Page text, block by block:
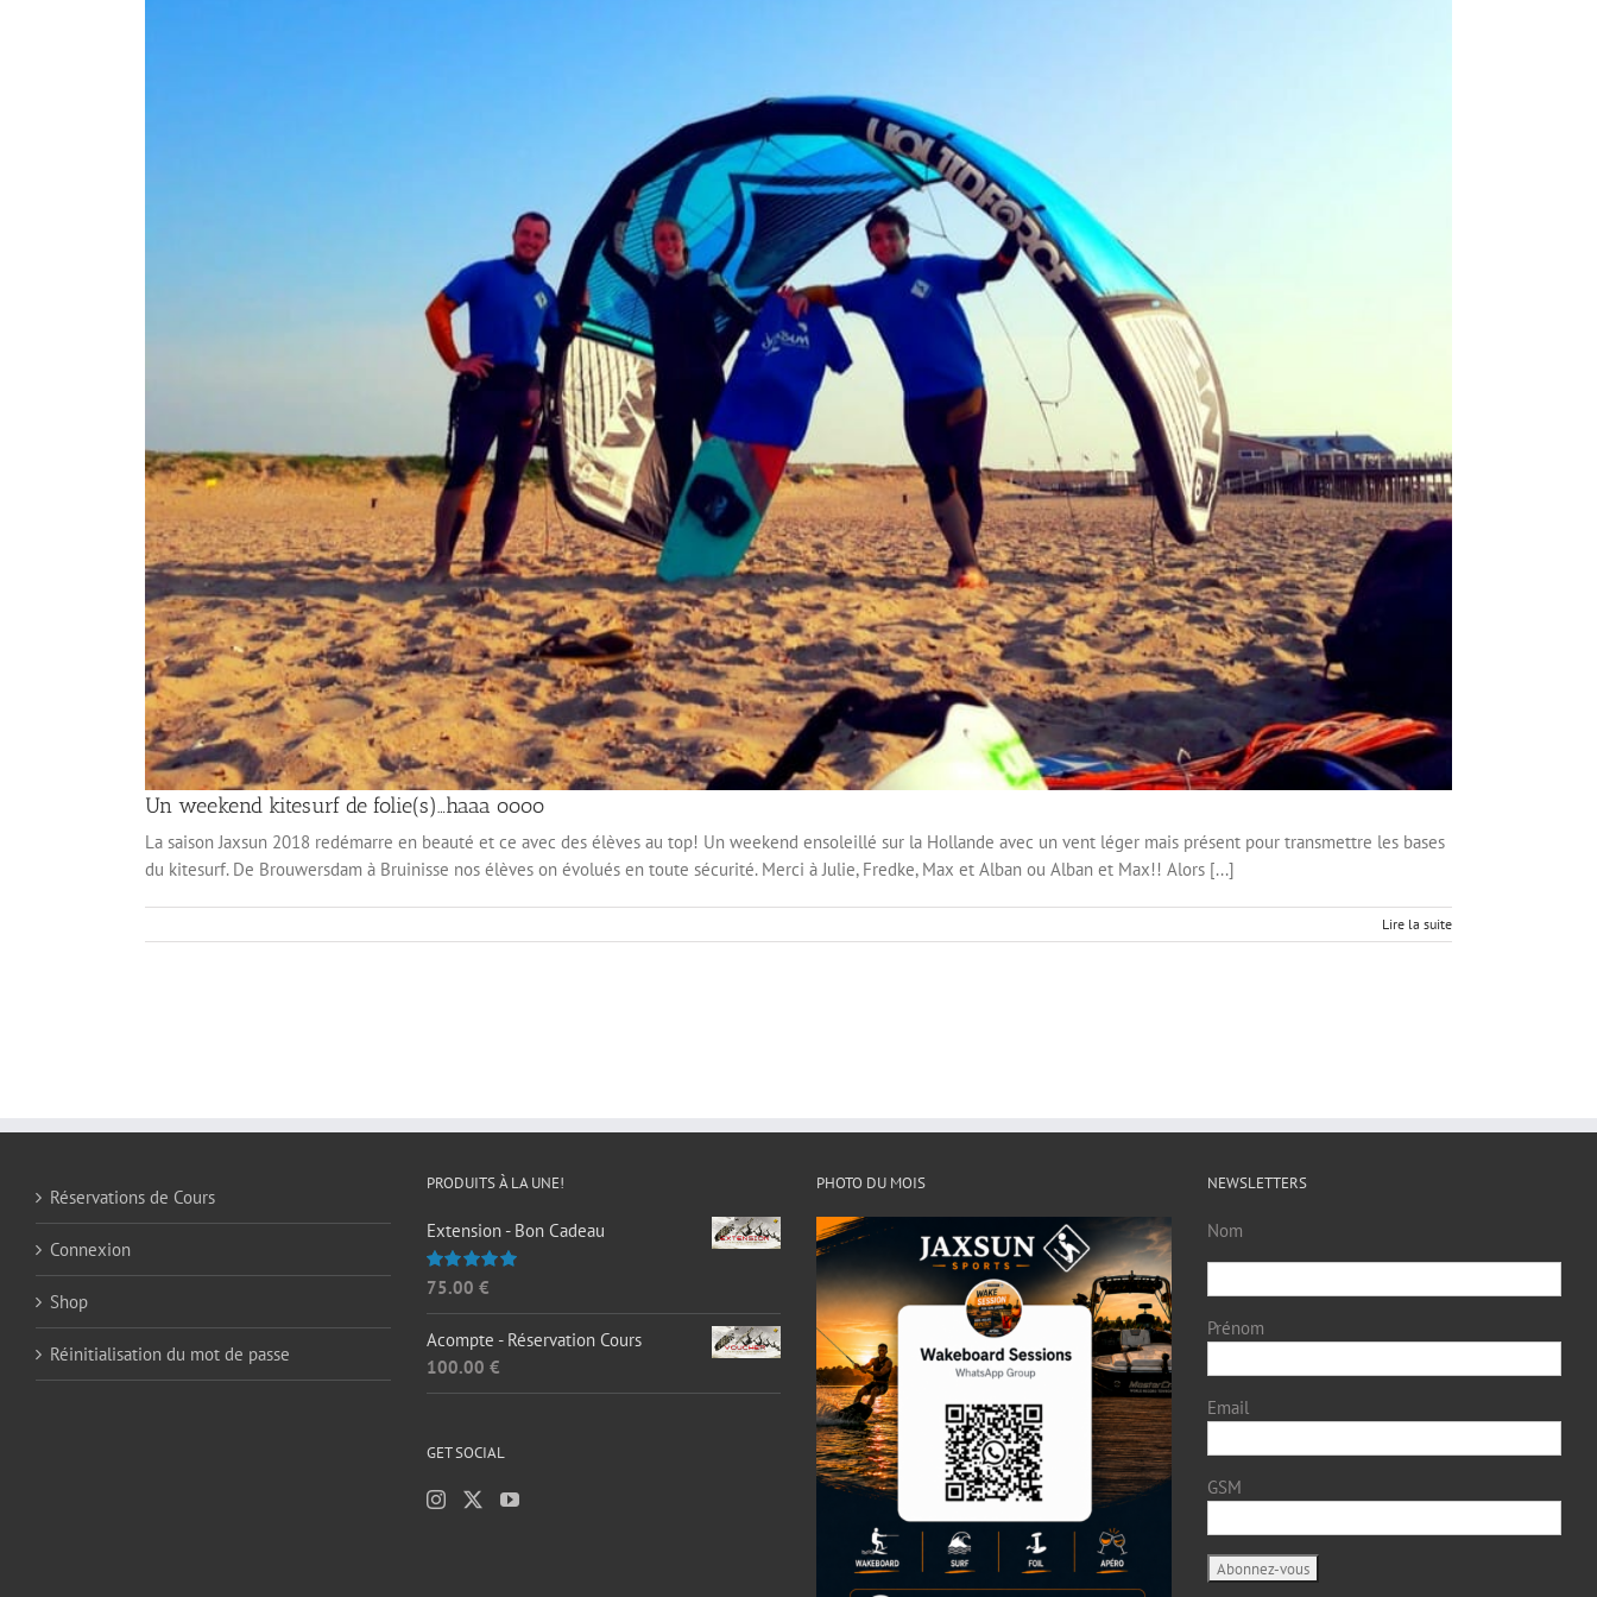
Un weekend kitesurf de folie(s)…haaa oooo
La saison Jaxsun 2018 redémarre en beauté et ce avec des élèves au top! Un weekend ensoleillé sur la Hollande avec un vent léger mais présent pour transmettre les bases
du kitesurf. De Brouwersdam à Bruinisse nos élèves on évolués en toute sécurité. Merci à Julie, Fredke, Max et Alban ou Alban et Max!! Alors [...]
Lire la suite
Réservations de Cours
Connexion
Shop
Réinitialisation du mot de passe
PRODUITS À LA UNE!
Extension - Bon Cadeau
Note5.00
75.00 €
Acompte - Réservation Cours
100.00 €
GET SOCIAL
PHOTO DU MOIS NEWSLETTERS
Nom
Prénom
Email
GSM